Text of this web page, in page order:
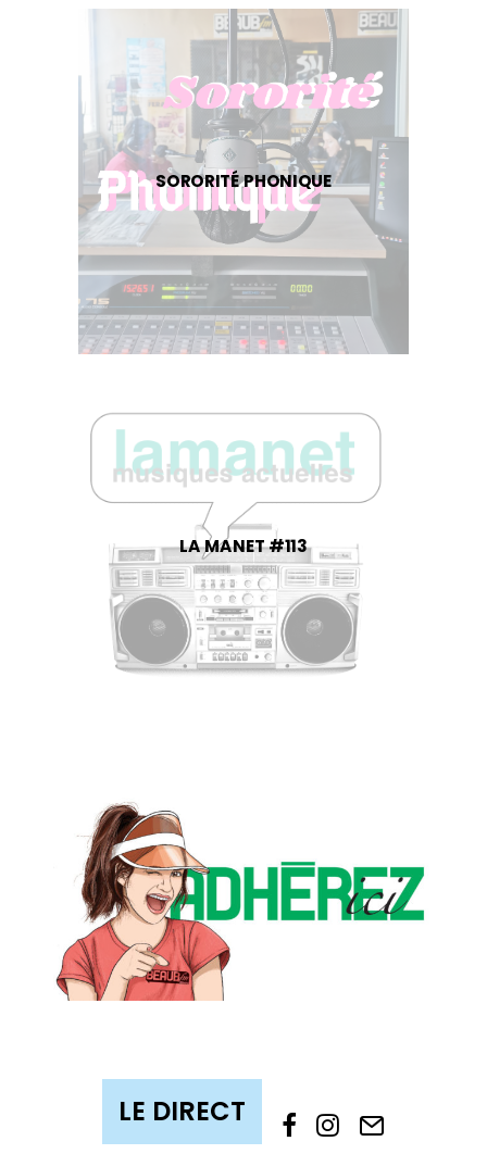
SORORITÉ PHONIQUE
LA MANET #113